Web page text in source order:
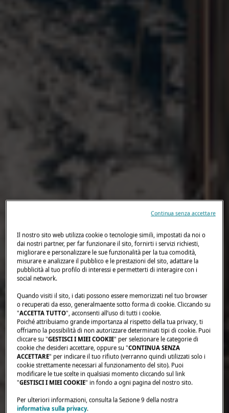
Il nostro sito web utilizza cookie o tecnologie simili, impostati da noi o
dai nostri partner, per far funzionare il sito, fornirti i servizi richiesti,
migliorare e personalizzare le sue funzionalità per la tua comodità,
misurare e analizzare il pubblico e le prestazioni del sito, adattare la
pubblicità al tuo profilo di interessi e permetterti di interagire con i
social network.
Quando visiti il sito, i dati possono essere memorizzati nel tuo browser
o recuperati da esso, generalmaente sotto forma di cookie. Cliccando su
"ACCETTA TUTTO", acconsenti all’uso di tutti i cookie.
Poiché attribuiamo grande importanza al rispetto della tua privacy, ti
offriamo la possibilità di non autorizzare determinati tipi di cookie. Puoi
cliccare su "GESTISCI I MIEI COOKIE" per selezionare le categorie di
cookie che desideri accettare, oppure su "CONTINUA SENZA
ACCETTARE" per indicare il tuo rifiuto (verranno quindi utilizzati solo i
cookie strettamente necessari al funzionamento del sito). Puoi
modificare le tue scelte in qualsiasi momento cliccando sul link
"GESTISCI I MIEI COOKIE" in fondo a ogni pagina del nostro sito.
Per ulteriori informazioni, consulta la Sezione 9 della nostra
informativa sulla privacy.
Continua senza accettare